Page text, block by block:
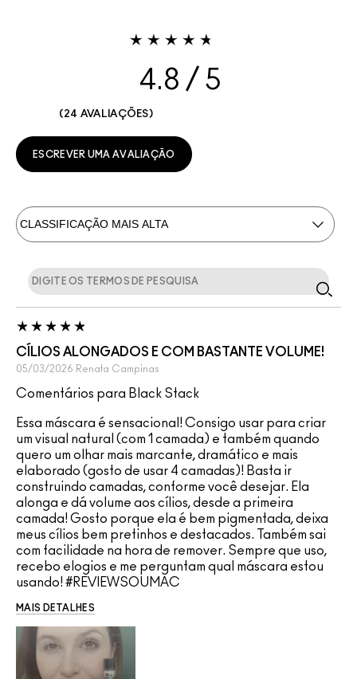
4.8
24 AVALIAÇÕES
ESCREVER UMA AVALIAÇÃO
CÍLIOS ALONGADOS E COM BASTANTE VOLUME!
05/03/2026 Renata Campinas
Comentários para Black Stack
Essa máscara é sensacional! Consigo usar para criar
um visual natural (com 1 camada) e também quando
quero um olhar mais marcante, dramático e mais
elaborado (gosto de usar 4 camadas)! Basta ir
construindo camadas, conforme você desejar. Ela
alonga e dá volume aos cílios, desde a primeira
camada! Gosto porque ela é bem pigmentada, deixa
meus cílios bem pretinhos e destacados. Também sai
com facilidade na hora de remover. Sempre que uso,
recebo elogios e me perguntam qual máscara estou
usando! #REVIEWSOUMAC
MAIS DETALHES